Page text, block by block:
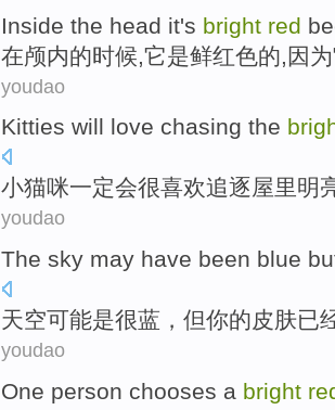
Inside the head it's bright red
在颅内的时候, 它是鲜红色的, 因为
youdao
Kitties will love chasing the
小猫咪一定会很喜欢追逐屋里明
youdao
The sky may have been blue
天空可能是很蓝 ， 但你的皮肤已
youdao
One person chooses a bright